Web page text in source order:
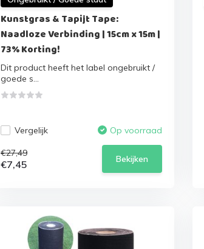
Kunstgras & Tapijt Tape:
Naadloze Verbinding | 15cm x 15m |
73% Korting!
Dit product heeft het label ongebruikt /
goede s...
Vergelijk Op voorraad
€27,49
€7,45 Bekijken